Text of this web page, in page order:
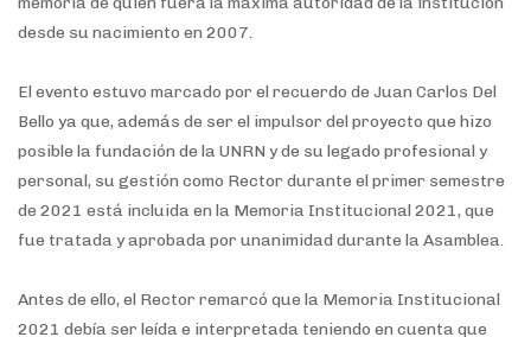
desde su nacimiento en 2007.
El evento estuvo marcado por el recuerdo de Juan Carlos Del
Bello ya que, además de ser el impulsor del proyecto que hizo
posible la fundación de la UNRN y de su legado profesional y
personal, su gestión como Rector durante el primer semestre
de 2021 está incluida en la Memoria Institucional 2021, que
fue tratada y aprobada por unanimidad durante la Asamblea.
Antes de ello, el Rector remarcó que la Memoria Institucional
2021 debía ser leída e interpretada teniendo en cuenta que